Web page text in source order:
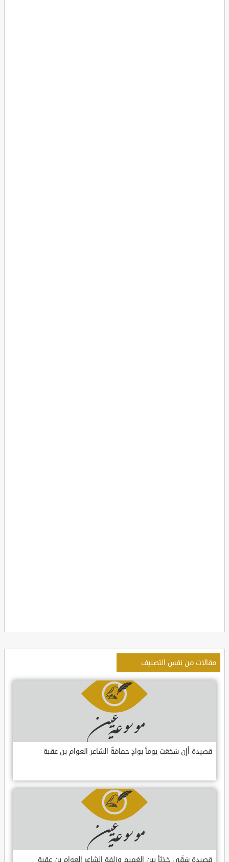
مقالات من نفس التصنيف
قصيدة أإن سَجَعَت يوماً بوادٍ حمامَةٌ الشاعر العوام بن عقبة
قصيدة سَقَى جَدَثاً بين الغميم وزلفةٍ الشاعر العوام بن عقبة